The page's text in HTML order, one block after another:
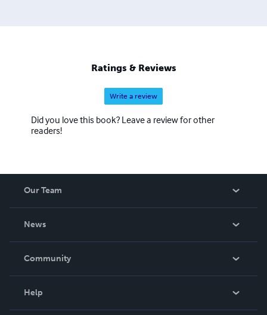
Ratings & Reviews
Write a review
Did you love this book? Leave a review for other
readers!
Our Team
News
In The News
Community
Help